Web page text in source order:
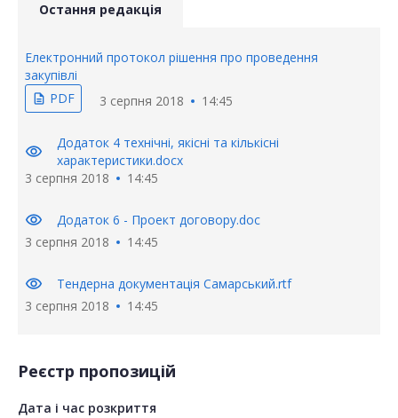
Остання редакція
Електронний протокол рішення про проведення
закупівлі
description PDF 3 серпня 2018 14:45
visibility
Додаток 4 технічні, якісні та кількісні
характеристики.docx
3 серпня 2018
14:45
visibility
Додаток 6 - Проект договору.doc
3 серпня 2018
14:45
visibility
Тендерна документація Самарський.rtf
3 серпня 2018
14:45
Реєстр пропозицій
Дата і час розкриття